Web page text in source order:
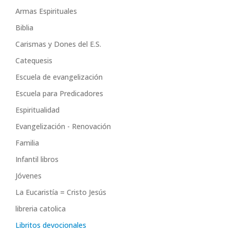
Armas Espirituales
Biblia
Carismas y Dones del E.S.
Catequesis
Escuela de evangelización
Escuela para Predicadores
Espiritualidad
Evangelización - Renovación
Familia
Infantil libros
Jóvenes
La Eucaristía = Cristo Jesús
libreria catolica
Libritos devocionales